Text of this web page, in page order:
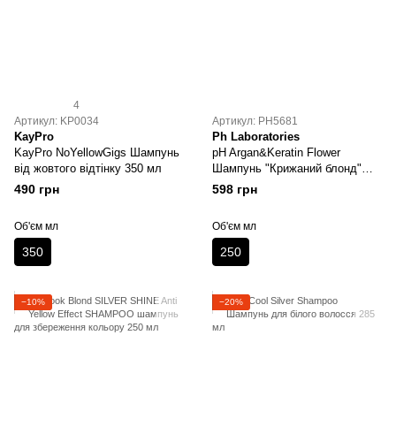
4
Артикул: KP0034
KayPro
KayPro NoYellowGigs Шампунь
від жовтого відтінку 350 мл
490 грн
Об'єм мл
350
Артикул: PH5681
Ph Laboratories
pH Argan&Keratin Flower
Шампунь "Крижаний блонд"
250 мл
598 грн
Об'єм мл
250
−10% −20%